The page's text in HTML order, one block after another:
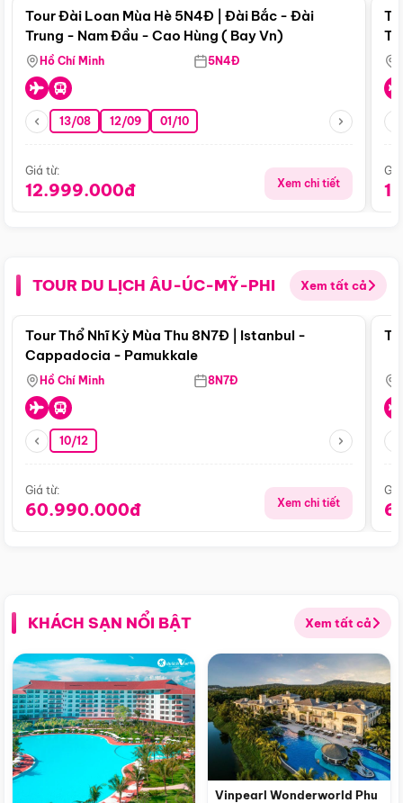
Tour Đài Loan Mùa Hè 5N4Đ | Đài Bắc - Đài
Trung - Nam Đầu - Cao Hùng ( Bay Vn)
Hồ Chí Minh 5N4Đ
13/08 12/09 01/10
Giá từ:
12.999.000đ Xem chi tiết
TOUR DU LỊCH ÂU-ÚC-MỸ-PHI Xem tất cả
Điểm nổi bật
Tour Thổ Nhĩ Kỳ Mùa Thu 8N7Đ | Istanbul -
Cappadocia - Pamukkale
Hồ Chí Minh 8N7Đ
10/12
Giá từ:
60.990.000đ Xem chi tiết
KHÁCH SẠN NỔI BẬT Xem tất cả
Vinpearl Wonderworld Phu